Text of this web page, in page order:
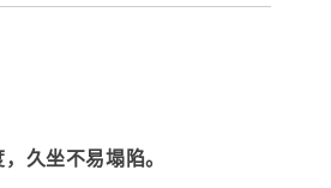
久坐不易塌陷。